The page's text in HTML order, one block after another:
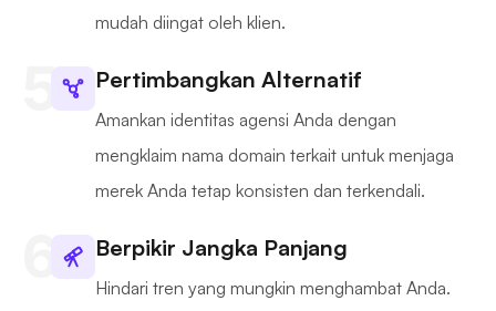
mudah diingat oleh klien.
Pertimbangkan Alternatif
Amankan identitas agensi Anda dengan
mengklaim nama domain terkait untuk menjaga
merek Anda tetap konsisten dan terkendali.
Berpikir Jangka Panjang
Hindari tren yang mungkin menghambat Anda.